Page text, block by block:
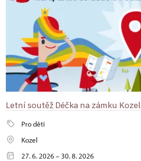
Letní soutěž Déčka na zámku Kozel
Pro děti
Kozel
27. 6. 2026 – 30. 8. 2026